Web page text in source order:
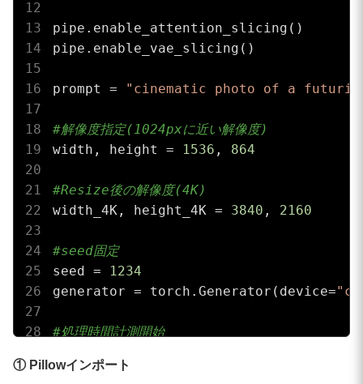
pipe.enable_attention_slicing()
pipe.enable_vae_slicing()
prompt = "cinematic photo of a
#解像度指定(1024pxに近い解像度)
width, height =
1536 , 864
#Resize後の解像度(4K)
width_4K, height_4K = 3840 , 2160
#seed固定
seed =
1234
generator = torch.Generator(device=
#処理時間計測開始
① Pillowインポート